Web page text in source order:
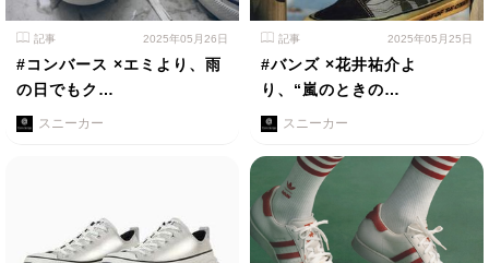
記事 2025年05月26日
#コンバース ×エミより、雨
の日でもク…
スニーカー
記事 2025年05月25日
#バンズ ×花井祐介よ
り、“嵐のときの…
スニーカー